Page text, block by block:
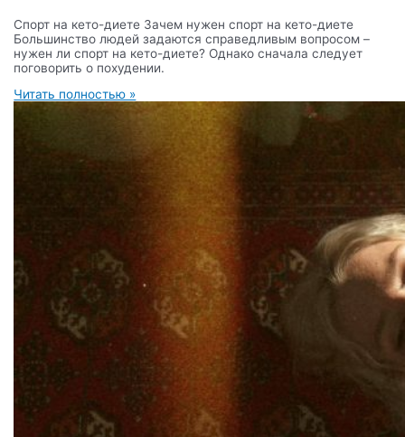
Спорт на кето-диете Зачем нужен спорт на кето-диете
Большинство людей задаются справедливым вопросом –
нужен ли спорт на кето-диете? Однако сначала следует
поговорить о похудении.
Читать полностью »